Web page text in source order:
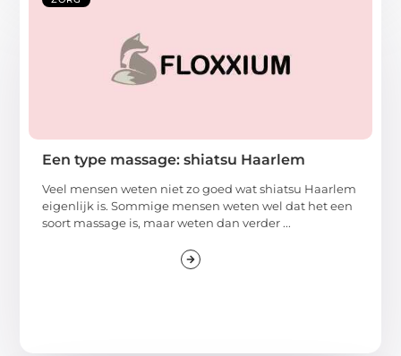
Een type massage: shiatsu Haarlem
Veel mensen weten niet zo goed wat shiatsu Haarlem
eigenlijk is. Sommige mensen weten wel dat het een
soort massage is, maar weten dan verder ...